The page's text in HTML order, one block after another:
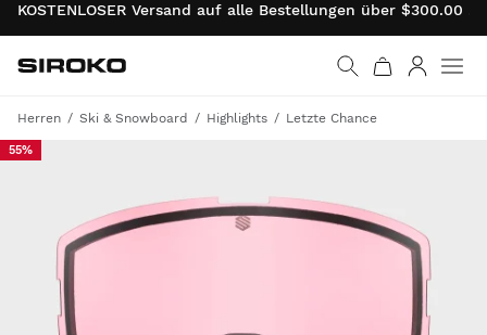
KOSTENLOSER Versand auf alle Bestellungen über $300.00
Weiter zur Startseite
Siroko.com
Herren Ski & Snowboard Highlights Letzte Chance
55%